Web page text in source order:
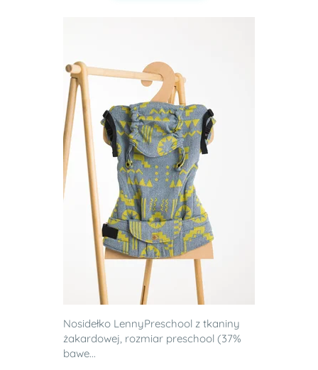
Nosidełko LennyPreschool z tkaniny
żakardowej, rozmiar preschool (37%
bawe...